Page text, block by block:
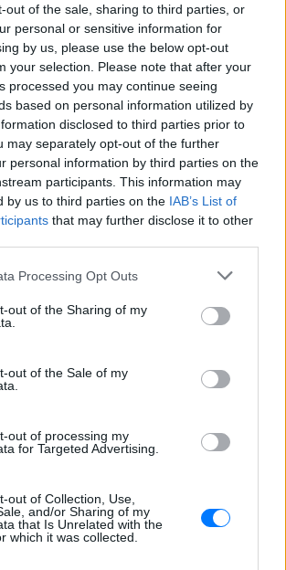
out of the sale, sharing to third parties, or
personal or sensitive information for
by us, please use the below opt-out
your selection. Please note that after your
processed you may continue seeing
based on personal information utilized by
disclosed to third parties prior to
may separately opt-out of the further
personal information by third parties on the
participants. This information may
by us to third parties on the IAB’s List of
that may further disclose it to other
Processing Opt Outs
out of the Sharing of my
out of the Sale of my
out of processing my
for Targeted Advertising.
out of Collection, Use,
and/or Sharing of my
that Is Unrelated with the
which it was collected.
ΚΑΤΗΓΟΡΙΑ
Ιστορική μεταφορά 30
ΣΉΜΕΡΑ
Πώς η Πυροσβεστική διέσωσε
Συγκλονιστικά βίντεο
ΣΉΜΕΡΑ